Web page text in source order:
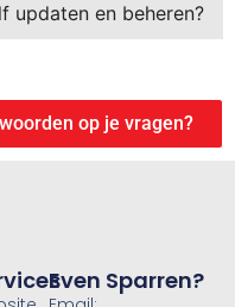
updaten en beheren?
op je vragen?
Even Sparren?